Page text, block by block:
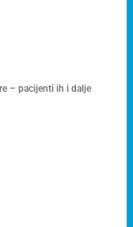
– pacijenti ih i dalje